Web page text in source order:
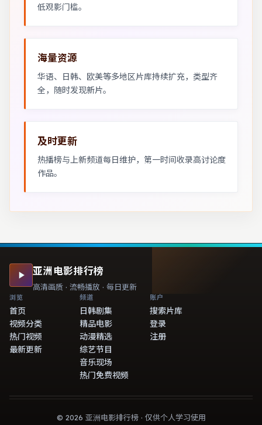
低观影门槛。
海量资源
华语、日韩、欧美等多地区片库持续扩充，类型齐
全，随时发现新片。
及时更新
热播榜与上新频道每日维护，第一时间收录高讨论度
作品。
亚洲电影排行榜
高清画质 · 流畅播放 · 每日更新
浏览
首页
视频分类
热门视频
最新更新
频道
日韩剧集
精品电影
动漫精选
综艺节目
音乐现场
热门免费视频
账户
搜索片库
登录
注册
© 2026 亚洲电影排行榜· 仅供个人学习使用